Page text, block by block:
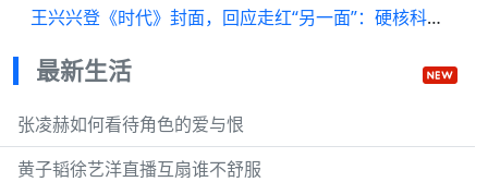
王兴兴登《时代》封面，回应走红“另一面”：硬核科技的突破需要时间
最新生活
张凌赫如何看待角色的爱与恨
黄子韬徐艺洋直播互扇谁不舒服